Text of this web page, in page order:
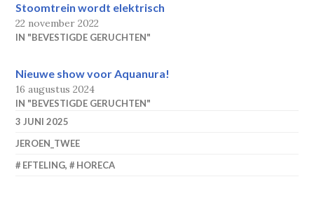
Stoomtrein wordt elektrisch
22 november 2022
IN "BEVESTIGDE GERUCHTEN"
Nieuwe show voor Aquanura!
16 augustus 2024
IN "BEVESTIGDE GERUCHTEN"
3 JUNI 2025
JEROEN_TWEE
EFTELING, HORECA